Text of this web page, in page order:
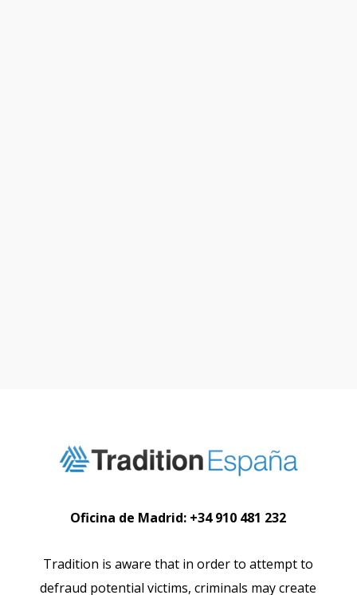
Oficina de Madrid: +34 910 481 232
Tradition is aware that in order to attempt to
defraud potential victims, criminals may create